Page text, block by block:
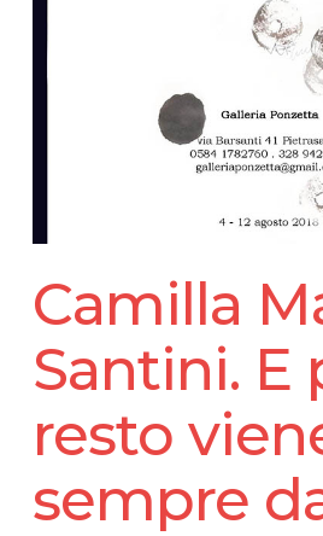
Camilla
Santini. E
resto
sempre